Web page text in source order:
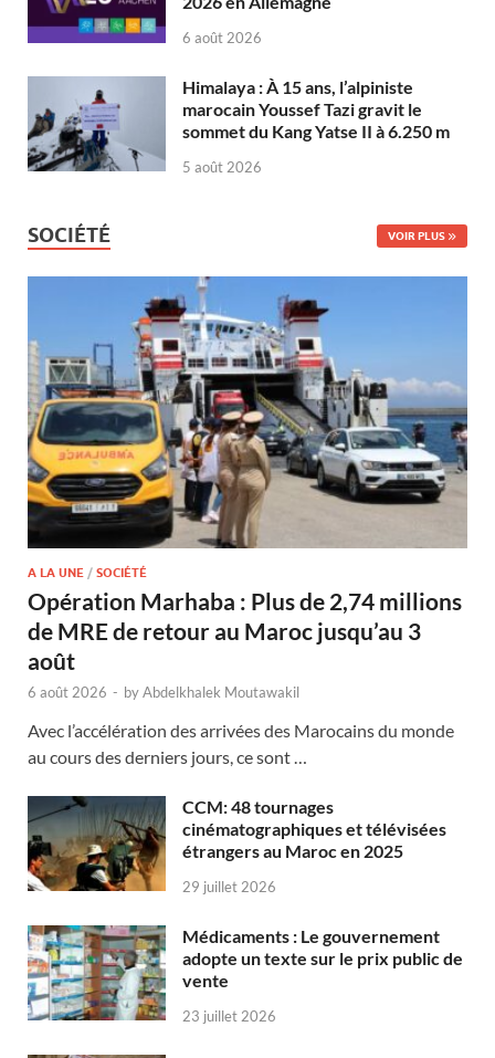
6 août 2026
Himalaya : À 15 ans, l’alpiniste
marocain Youssef Tazi gravit le
sommet du Kang Yatse II à 6.250 m
5 août 2026
SOCIÉTÉ VOIR PLUS
A LA UNE / SOCIÉTÉ
Opération Marhaba : Plus de 2,74 millions
de MRE de retour au Maroc jusqu’au 3
août
6 août 2026 - byAbdelkhalek Moutawakil
Avec l’accélération des arrivées des Marocains du monde
au cours des derniers jours, ce sont …
CCM: 48 tournages
cinématographiques et télévisées
étrangers au Maroc en 2025
29 juillet 2026
Médicaments : Le gouvernement
adopte un texte sur le prix public de
vente
23 juillet 2026